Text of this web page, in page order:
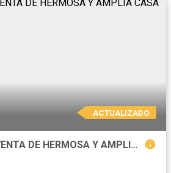
ACTUALIZADO
BAJÓ DE PRECIO! VENTA DE HERMOSA Y AMPLIA CASA EN MARIANO MELGAR